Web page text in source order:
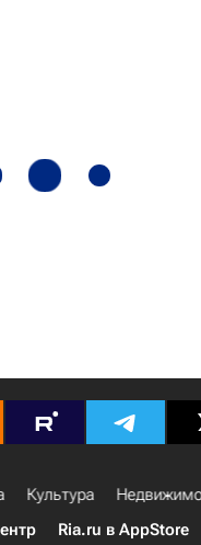
Культура
Ria.ru в AppStore